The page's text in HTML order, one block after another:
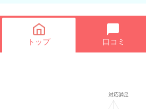
トップ 口コミ